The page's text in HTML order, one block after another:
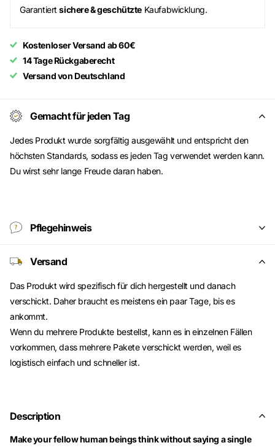
Garantiertsichere & geschützte Kaufabwicklung.
Kostenloser Versand ab 60€
14 Tage Rückgaberecht
Versand von Deutschland
Gemacht für jeden Tag
Jedes Produkt wurde sorgfältig ausgewählt und entspricht den
höchsten Standards, sodass es jeden Tag verwendet werden kann.
Du wirst sehr lange Freude daran haben.
Pflegehinweis
Versand
Das Produkt wird spezifisch für dich hergestellt und danach
verschickt. Daher braucht es meistens ein paar Tage, bis es
ankommt.
Wenn du mehrere Produkte bestellst, kann es in einzelnen Fällen
vorkommen, dass mehrere Pakete verschickt werden, weil es
logistisch einfach und schneller ist.
Description
Make your fellow human beings think without saying a single